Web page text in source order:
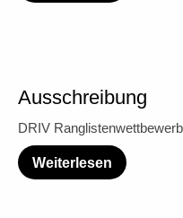
Ausschreibung
DRIV
Weiterlesen